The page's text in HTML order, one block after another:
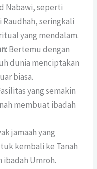
Nabawi, seperti
Raudhah, seringkali
yang mendalam.
Bertemu dengan
dunia menciptakan
biasa.
yang semakin
membuat ibadah
jamaah yang
kembali ke Tanah
ibadah Umroh.